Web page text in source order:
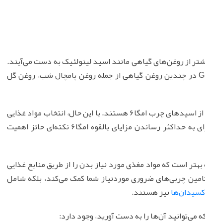
چرب امگا6 وجود دارد و بیشتر از روغن‌های گیاهی مانند اسید لینولئیک به دست می‌آیند.
اسید لینولئیک در بدن به GLA تبدیل می‌شود. GLA در چندین روغن گیاهی از جمله روغن پامچال شب، روغن گل
گوشت گاو، مرغ، تخم مرغ، آجیل و دانه نیز منبع عالی از اسیدهای چرب امگا6 هستند. با این حال، انتخاب مواد غذایی
ارگانیک، فرآوری نشده و غیر اصلاح ‌شده ژنتیکی برای به حداکثر رساندن مزایای بالقوه امگا6 نکته‌ای حائز اهمیت
بهتر است که مواد مغذی مورد نیاز بدن را از طریق منابع غذایی
نه تنها این اسیدهای چرب امگا6، به تامین چربی‌‌های ضروری موردنیاز شما کمک می‌‌کند، بلکه شامل
نیز هستند.